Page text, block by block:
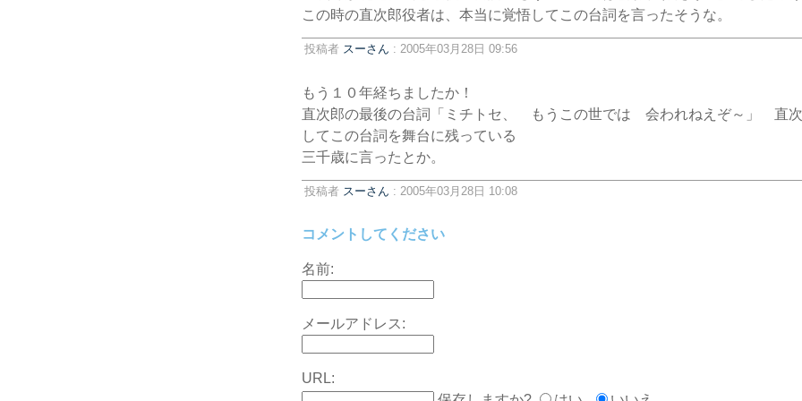
この時の直次郎役者は、本当に覚悟してこの台詞を言ったそうな。
投稿者 スーさん : 2005年03月28日 09:56
もう１０年経ちましたか！
直次郎の最後の台詞「ミチトセ、 もうこの世では 会われねえぞ～」 直
してこの台詞を舞台に残っている
三千歳に言ったとか。
投稿者 スーさん : 2005年03月28日 10:08
コメントしてください
名前:
メールアドレス:
URL: